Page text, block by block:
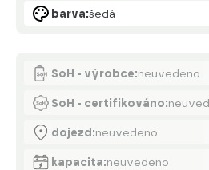
barva:šedá
SoH - výrobce:neuvedeno
SoH - certifikováno:
dojezd:neuvedeno
kapacita:neuvedeno